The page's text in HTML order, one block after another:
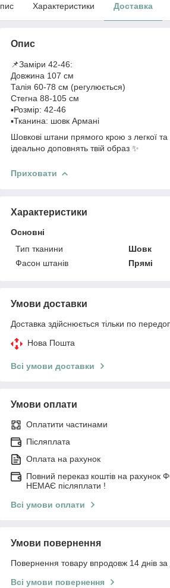
Характеристики Доставка
Опис
📌Заміри 42-46:
Довжина 107 см
Талія 60-78 см (регулюється)
Стегна 88-105 см
▪️Розмір: 42-46
▪️Тканина: шовк Армані
Шовкові штани прямого крою з легкої та
ідеально доповнять твій образ ✨
Приховати
Характеристики
Основні
Тип тканини
Шовк
Фасон штанів
Прямі
Умови доставки
Доставка здійснюється тільки по
Нова Пошта
Всі умови доставки
Умови оплати
Оплатити частинами
Післяплата
Оплата на рахунок
Повний переказ коштів на
НЕМАЄ післяплати !
Всі умови оплати
Умови повернення
Повернення товару впродовж 14 днів
Всі умови повернення